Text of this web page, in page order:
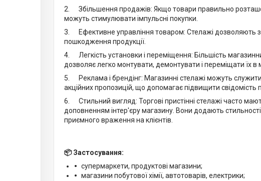
2. Збільшення продажів: Якщо товари правильно
можуть стимулювати імпульсні покупки.
3. Ефективне управління товаром: Стелажі дозволяють
пошкодження продукції.
4. Легкість установки і переміщення: Більшість
дозволяє легко монтувати, демонтувати і переміщати їх в
5. Реклама і брендінг: Магазинні стелажі можуть
акційних пропозицій, що допомагає підвищити свідомість
6. Стильний вигляд: Торгові пристінні стелажі часто
доповненням інтер'єру магазину. Вони додають
приємного враження на клієнтів.
📦Застосування:
супермаркети, продуктові магазини;
магазини побутової хімії, автотоварів, електрики;